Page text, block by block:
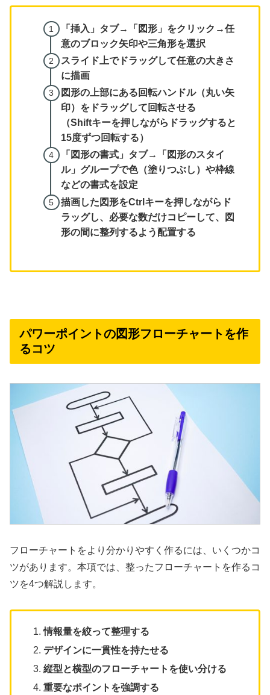
「挿入」タブ→「図形」をクリック→任
意のブロック矢印や三角形を選択
スライド上でドラッグして任意の大きさ
に描画
図形の上部にある回転ハンドル（丸い矢
印）をドラッグして回転させる
（Shiftキーを押しながらドラッグすると
15度ずつ回転する）
「図形の書式」タブ→「図形のスタイ
ル」グループで色（塗りつぶし）や枠線
などの書式を設定
描画した図形をCtrlキーを押しながらド
ラッグし、必要な数だけコピーして、図
形の間に整列するよう配置する
パワーポイントの図形フローチャートを作
るコツ
フローチャートをより分かりやすく作るには、いくつかコ
ツがあります。本項では、整ったフローチャートを作るコ
ツを4つ解説します。
情報量を絞って整理する
デザインに一貫性を持たせる
縦型と横型のフローチャートを使い分ける
重要なポイントを強調する